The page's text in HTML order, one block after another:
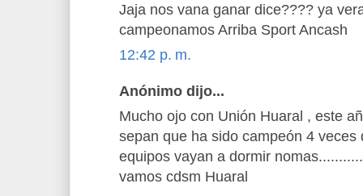
Jaja nos vana ganar dice???? ya
campeonamos Arriba Sport Ancash
12:42 p. m.
Anónimo dijo...
Mucho ojo con Unión Huaral , este
sepan que ha sido campeón 4
equipos vayan a dormir
vamos cdsm Huaral